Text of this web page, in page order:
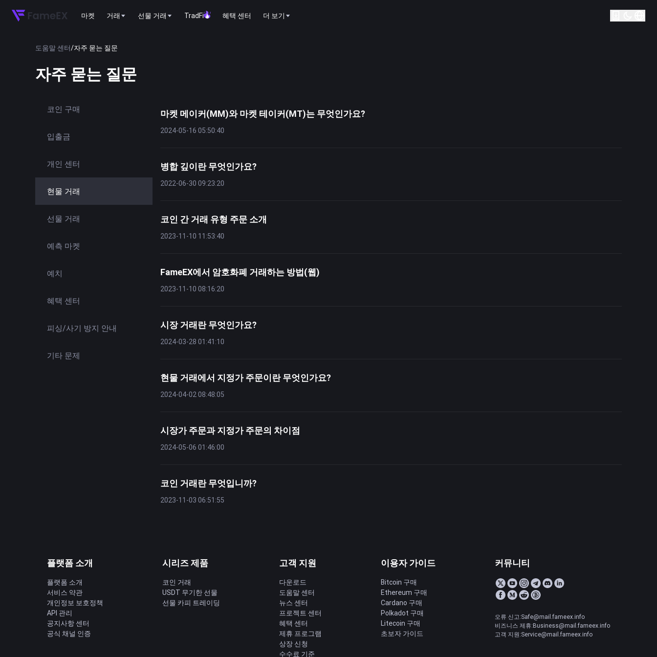
마켓 거래 선물 거래 TradFi 혜택 센터 더 보기
도움말 센터/자주 묻는 질문
자주 묻는 질문
코인 구매
입출금
개인 센터
현물 거래
선물 거래
예측 마켓
예치
혜택 센터
피싱/사기 방지 안내
기타 문제
마켓 메이커(MM)와 마켓 테이커(MT)는 무엇인가요?
2024-05-16 05:50:40
병합 깊이란 무엇인가요?
2022-06-30 09:23:20
코인 간 거래 유형 주문 소개
2023-11-10 11:53:40
FameEX에서 암호화폐 거래하는 방법(웹)
2023-11-10 08:16:20
시장 거래란 무엇인가요?
2024-03-28 01:41:10
현물 거래에서 지정가 주문이란 무엇인가요?
2024-04-02 08:48:05
시장가 주문과 지정가 주문의 차이점
2024-05-06 01:46:00
코인 거래란 무엇입니까?
2023-11-03 06:51:55
플랫폼 소개
플랫폼 소개
서비스 약관
개인정보 보호정책
API 관리
공지사항 센터
공식 채널 인증
시리즈 제품
코인 거래
USDT 무기한 선물
선물 카피 트레이딩
고객 지원
다운로드
도움말 센터
뉴스 센터
프로젝트 센터
혜택 센터
제휴 프로그램
상장 신청
수수료 기준
이용자 가이드
Bitcoin 구매
Ethereum 구매
Cardano 구매
Polkadot 구매
Litecoin 구매
초보자 가이드
커뮤니티
오류 신고:Safe@mail.fameex.info
비즈니스 제휴:Business@mail.fameex.info
고객 지원:Service@mail.fameex.info